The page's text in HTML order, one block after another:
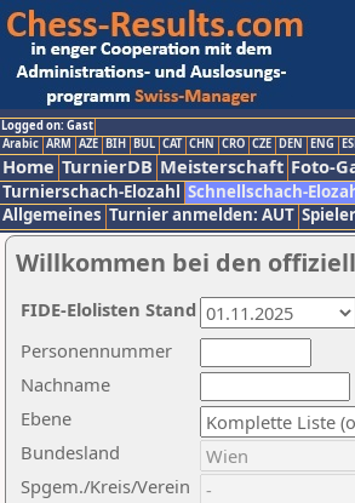
Logged on: Gast
Arabic ARM AZE BIH BUL CAT CHN CRO CZE DEN ENG
Home TurnierDB Meisterschaft Foto-
Turnierschach-Elozahl Schnellschach-
Allgemeines Turnier anmelden: AUT
Willkommen bei den
Nachname
Ebene
Personennummer
Bundesland
Spgem./Kreis/Verein
FIDE-Elolisten Stand